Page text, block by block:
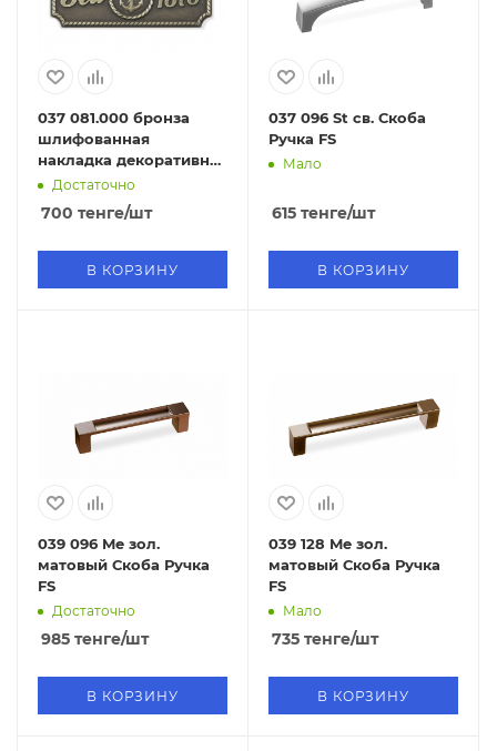
037 081.000 бронза
шлифованная
накладка декоративная
пластина FD
Достаточно
700 тенге/шт
В КОРЗИНУ
037 096 St св. Скоба
Ручка FS
Мало
615 тенге/шт
В КОРЗИНУ
039 096 Me зол.
матовый Скоба Ручка
FS
Достаточно
985 тенге/шт
В КОРЗИНУ
039 128 Me зол.
матовый Скоба Ручка
FS
Мало
735 тенге/шт
В КОРЗИНУ